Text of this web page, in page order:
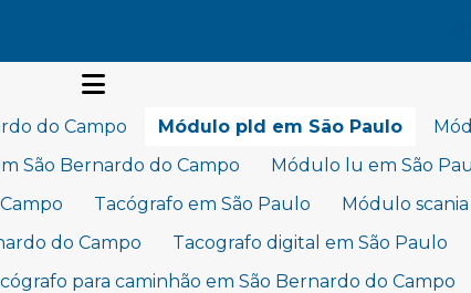
do Campo Módulo pld em São Paulo
São Bernardo do Campo
Módulo lu em São
Tacógrafo em São Paulo
Módulo scania
do Campo
Tacografo digital em São Paulo
para caminhão em São Bernardo do Campo